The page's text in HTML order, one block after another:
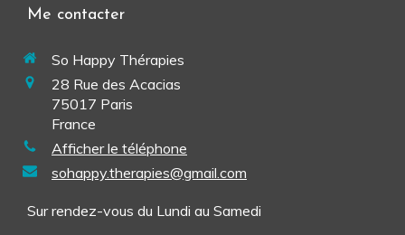
Me contacter
So Happy Thérapies
28 Rue des Acacias
75017 Paris
France
Afficher le téléphone
sohappy.therapies@gmail.com
Sur rendez-vous du Lundi au Samedi